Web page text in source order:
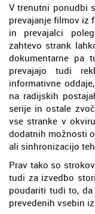
V trenutni ponudbi
prevajanje filmov iz
in prevajalci
zahtevo strank
dokumentarne pa
prevajajo tudi
informativne
na radijskih
serije in ostale
vse stranke v
dodatnih možnosti
ali sinhronizacijo
Prav tako so
tudi za izvedbo
poudariti tudi to,
prevedenih vsebin